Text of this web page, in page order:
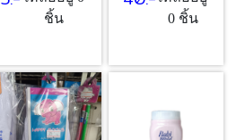
ชิ้น
0 ชิ้น